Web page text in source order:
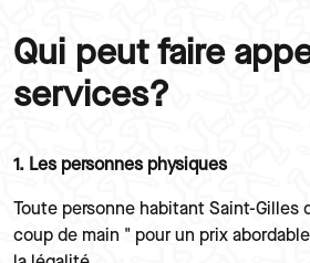
Paragraphes
Qui peut faire
services?
Texte
1. Les personnes physiques
Toute personne habitant Saint-Gilles
coup de main " pour un prix